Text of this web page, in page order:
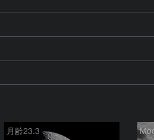
月齢23.3